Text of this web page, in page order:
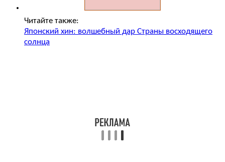
Читайте также:
Японский хин: волшебный дар Страны восходящего
солнца